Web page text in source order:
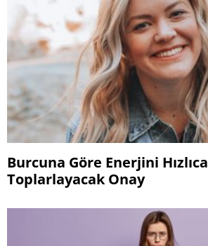
Burcuna Göre Enerjini Hızlıca
Toplarlayacak Onay